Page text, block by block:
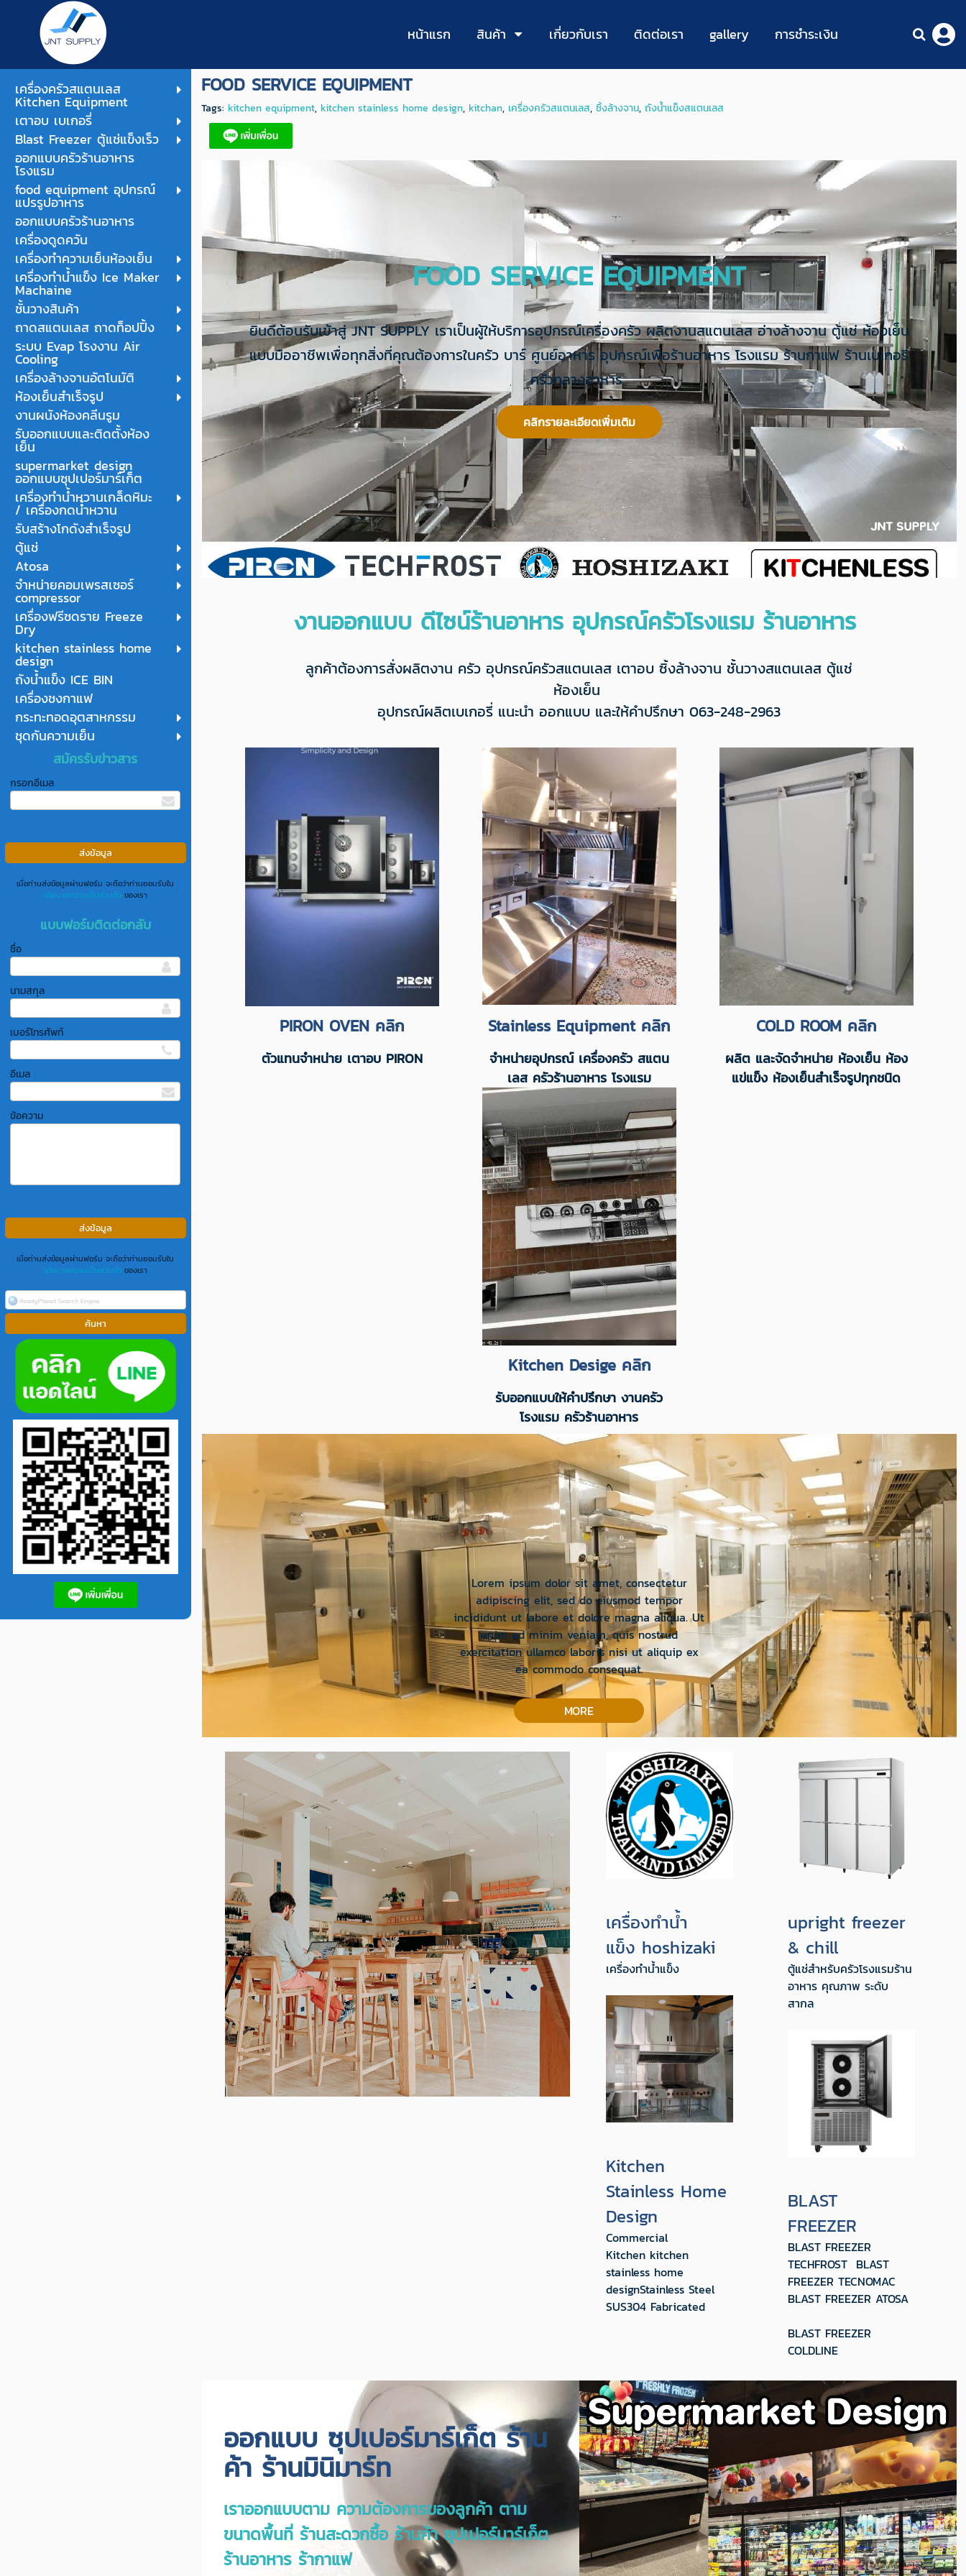
หน้าแรก สินค้า เกี่ยวกับเรา ติดต่อเรา gallery การชำระเงิน
เครื่องครัวสแตนเลส
Kitchen Equipment
เตาอบ เบเกอรี่
Blast Freezer ตู้แช่แข็งเร็ว
ออกแบบครัวร้านอาหาร
โรงแรม
food equipment อุปกรณ์
แปรรูปอาหาร
ออกแบบครัวร้านอาหาร
เครื่องดูดควัน
เครื่องทำความเย็นห้องเย็น
เครื่องทำน้ำแข็ง Ice Maker
Machaine
ชั้นวางสินค้า
ถาดสแตนเลส ถาดท็อปปิ้ง
ระบบ Evap โรงงาน Air
Cooling
เครื่องล้างจานอัตโนมัติ
ห้องเย็นสำเร็จรูป
งานผนังห้องคลีนรูม
รับออกแบบและติดตั้งห้อง
เย็น
supermarket design
ออกแบบซุปเปอร์มาร์เก็ต
เครื่องทำน้ำหวานเกล็ดหิมะ
/ เครื่องกดน้ำหวาน
รับสร้างโกดังสำเร็จรูป
ตู้แช่
Atosa
จำหน่ายคอมเพรสเซอร์
compressor
เครื่องฟรีซดราย Freeze
Dry
kitchen stainless home
design
ถังน้ำแข็ง ICE BIN
เครื่องชงกาแฟ
กระทะทอดอุตสาหกรรม
ชุดกันความเย็น
สมัครรับข่าวสาร
กรอกอีเมล
เมื่อท่านส่งข้อมูลผ่านฟอร์ม จะถือว่าท่านยอมรับใน
นโยบายความเป็นส่วนตัวของเรา
แบบฟอร์มติดต่อกลับ
ชื่อ
นามสกุล
เบอร์โทรศัพท์
อีเมล
ข้อความ
เมื่อท่านส่งข้อมูลผ่านฟอร์ม จะถือว่าท่านยอมรับใน
นโยบายความเป็นส่วนตัวของเรา
FOOD SERVICE EQUIPMENT
Tags:kitchen equipment,kitchen stainless home design,kitchan, เครื่องครัวสแตนเลส,ซิ้งล้างจาน,ถังน้ำแข็งสแตนเลส
FOOD SERVICE EQUIPMENT
ยินดีต้อนรับเข้าสู่ JNT SUPPLY เราเป็นผู้ให้บริการอุปกรณ์เครื่องครัว ผลิตงานสแตนเลส อ่างล้างจาน ตู้แช่ ห้องเย็น
แบบมืออาชีพเพื่อทุกสิ่งที่คุณต้องการในครัว บาร์ ศูนย์อาหาร อุปกรณ์เพื่อร้านอาหาร โรงแรม ร้านกาแฟ ร้านเบเกอรี่
ครัวกลางอาหาร
คลิกรายละเอียดเพิ่มเติม
งานออกแบบ ดีไซน์ร้านอาหาร อุปกรณ์ครัวโรงแรม ร้านอาหาร
ลูกค้าต้องการสั่งผลิตงาน ครัว อุปกรณ์ครัวสแตนเลส เตาอบ ซิ้งล้างจาน ชั้นวางสแตนเลส ตู้แช่
ห้องเย็น
อุปกรณ์ผลิตเบเกอรี่ แนะนำ ออกแบบ และให้คำปรึกษา 063-248-2963
PIRON OVEN คลิก
ตัวแทนจำหน่าย เตาอบ PIRON
Stainless Equipment คลิก
จำหน่ายอุปกรณ์ เครื่องครัว สแตน
เลส ครัวร้านอาหาร โรงแรม
COLD ROOM คลิก
ผลิต และจัดจำหน่าย ห้องเย็น ห้อง
แข่แข็ง ห้องเย็นสำเร็จรูปทุกชนิด
Kitchen Desige คลิก
รับออกแบบให้คำปรึกษา งานครัว
โรงแรม ครัวร้านอาหาร
Lorem ipsum dolor sit amet, consectetur
adipiscing elit, sed do eiusmod tempor
incididunt ut labore et dolore magna aliqua. Ut
enim ad minim veniam, quis nostrud
exercitation ullamco laboris nisi ut aliquip ex
ea commodo consequat.
MORE
เครื่องทำน้ำ
แข็ง hoshizaki
เครื่องทำน้ำแข็ง
Kitchen
Stainless Home
Design
Commercial
Kitchen kitchen
stainless home
designStainless Steel
SUS304 Fabricated
upright freezer
& chill
ตู้แช่สำหรับครัวโรงแรมร้าน
อาหาร คุณภาพ ระดับ
สากล
BLAST
FREEZER
BLAST FREEZER
TECHFROST BLAST
FREEZER TECNOMAC
BLAST FREEZER ATOSA
BLAST FREEZER
COLDLINE
ออกแบบ ซุปเปอร์มาร์เก็ต ร้าน
ค้า ร้านมินิมาร์ท
เราออกแบบตาม ความต้องการของลูกค้า ตาม
ขนาดพื้นที่ ร้านสะดวกซื้อ ร้านค้า ซุปเปอร์มาร์เก็ต
ร้านอาหาร ร้ากาแฟ